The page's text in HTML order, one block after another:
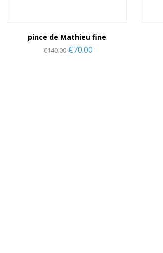
pince de Mathieu fine
€140.00 €70.00